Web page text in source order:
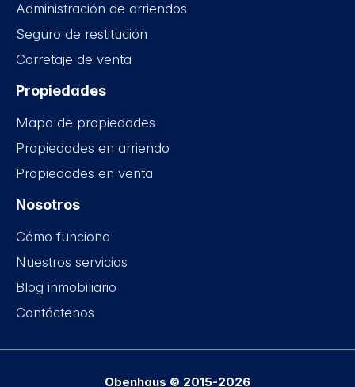
Administración de arriendos
Seguro de restitución
Corretaje de venta
Propiedades
Mapa de propiedades
Propiedades en arriendo
Propiedades en venta
Nosotros
Cómo funciona
Nuestros servicios
Blog inmobiliario
Contáctenos
Obenhaus © 2015-2026